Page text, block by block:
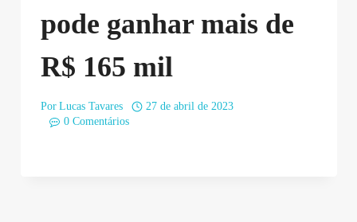
pode ganhar mais de
R$ 165 mil
Por Lucas Tavares
27 de abril de 2023
0 Comentários